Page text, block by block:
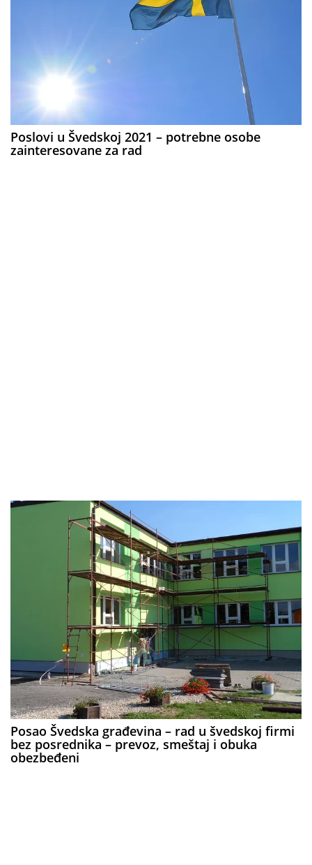
Poslovi u Švedskoj 2021 – potrebne osobe
zainteresovane za rad
Posao Švedska građevina – rad u švedskoj firmi
bez posrednika – prevoz, smeštaj i obuka
obezbeđeni